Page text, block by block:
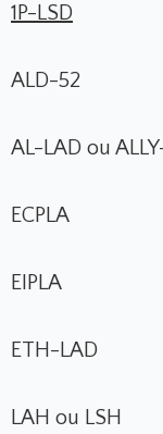
1P-LSD
ALD-52
AL-LAD ou
ECPLA
EIPLA
ETH-LAD
LAH ou LSH